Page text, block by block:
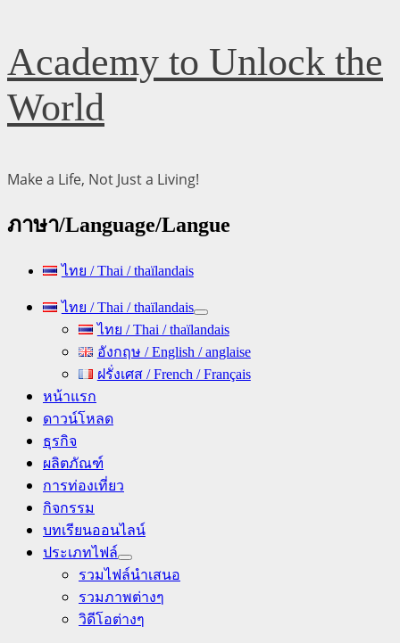
Skip
to
content
Academy to Unlock the
World
Make a Life, Not Just a Living!
ภาษา/Language/Langue
ไทย / Thai / thaïlandais
Primary ไทย / Thai / thaïlandais
ไทย / Thai / thaïlandais
อังกฤษ / English / anglaise
ฝรั่งเศส / French / Français
หน้าแรก
ดาวน์โหลด
ธุรกิจ
ผลิตภัณฑ์
การท่องเที่ยว
กิจกรรม
บทเรียนออนไลน์
ประเภทไฟล์
รวมไฟล์นำเสนอ
รวมภาพต่างๆ
วิดีโอต่างๆ